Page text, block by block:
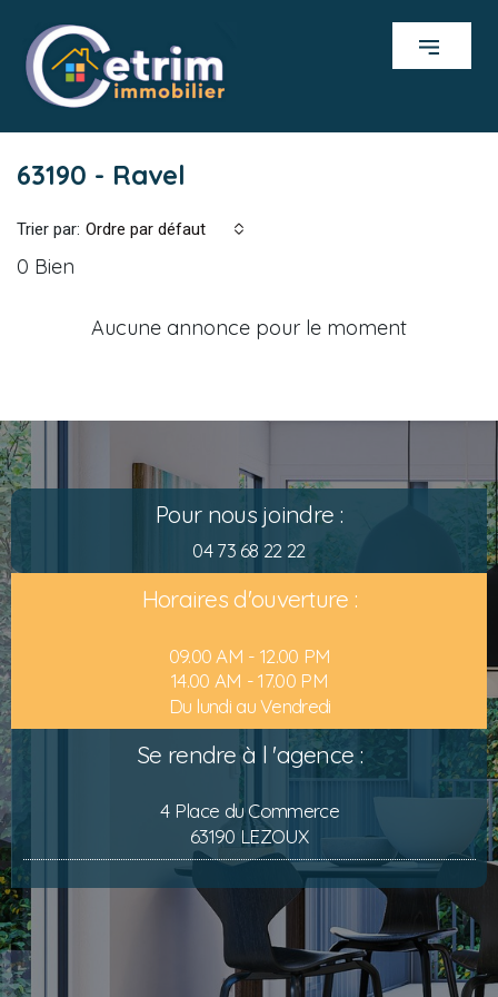
63190 - Ravel
0 Bien
Trier par: Ordre par défaut
Aucune annonce pour le moment
Pour nous joindre :
04 73 68 22 22
Horaires d'ouverture :
09.00 AM - 12.00 PM
14.00 AM - 17.00 PM
Du lundi au Vendredi
Se rendre à l 'agence :
4 Place du Commerce
63190 LEZOUX